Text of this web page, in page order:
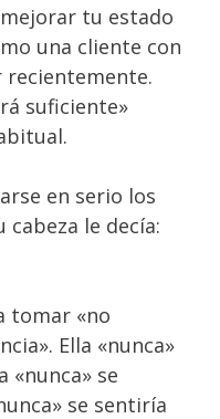
tu estado
una cliente con
recientemente.
suficiente»
en serio los
cabeza le decía:
tomar «no
Ella «nunca»
«nunca» se
se sentiría